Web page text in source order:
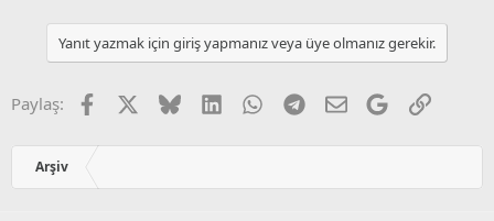
Yanıt yazmak için giriş yapmanız veya üye olmanız gerekir.
Paylaş: Facebook BlueskyLinkedInWhatsApp
Telegram
E-postaGoogleLink
Arşiv